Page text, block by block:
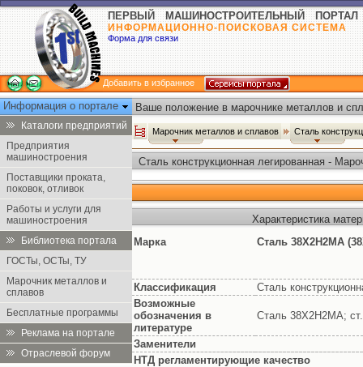
ПЕРВЫЙ МАШИНОСТРОИТЕЛЬНЫЙ ПОРТАЛ
ИНФОРМАЦИОННО-ПОИСКОВАЯ СИСТЕМА
Форма для связи
Добавить в избранное
Информация о портале
Каталоги предприятий
Предприятия
машиностроения
Поставщики проката,
поковок, отливок
Работы и услуги для
машиностроения
Библиотека портала
ГОСТы, ОСТы, ТУ
Марочник металлов и
сплавов
Бесплатные программы
Реклама на портале
Отраслевой форум
Ваше положение в марочнике металлов и
Марочник металлов и сплавов Сталь
Сталь конструкционная легированная -
Характеристика
Марка
Сталь 38Х2Н2МА
Классификация
Сталь
Возможные
обозначения в
литературе
Сталь 38Х2Н2МА;
Заменители
НТД регламентирующие качество